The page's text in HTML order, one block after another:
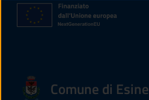
Comune di Esine